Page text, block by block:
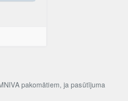
pakomātiem, ja pasūtījuma